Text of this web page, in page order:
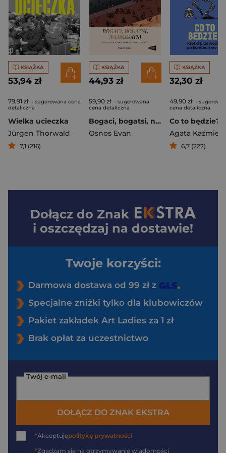
KSIĄŻKA
53,94 zł
79,91 zł - sugerowana cena
detaliczna
Wielka ucieczka
Jürgen Thorwald
7,1 (216)
KSIĄŻKA
44,93 zł
59,90 zł - sugerowana
cena detaliczna
Bogaci, bogatsi, najbogatsi
Osnos Evan
KSIĄŻKA
32,30 zł
49,90 zł -
cena detaliczna
Agata
6,7 (222)
Dołącz do Znak
i oszczędzaj na dostawie!
Twoje korzyści:
Darmowa dostawa od 99 zł z
Specjalne zniżki tylko dla klubowiczów
Pakiet zakładek Art Ladies za 1 zł
Brak opłat za uczestnictwo
Twój e-mail
DOŁĄCZ DO ZNAK EKSTRA
*Akceptujępolitykę prywatności
Zgadzam się na otrzymywanie wiadomości